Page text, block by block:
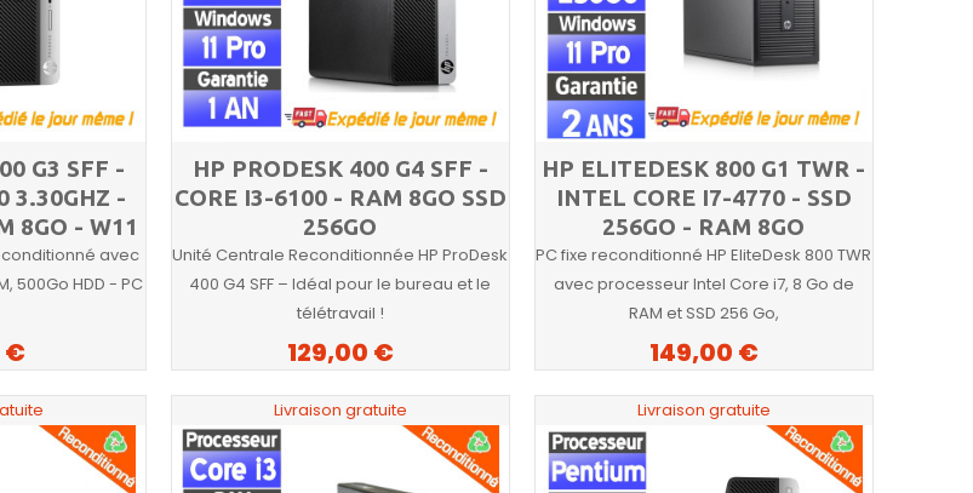
G3 SFF -
3.30GHZ -
8GO - W11
avec
500Go HDD - PC
€
HP PRODESK 400 G4 SFF -
CORE I3-6100 - RAM 8GO SSD
256GO
Unité Centrale Reconditionnée HP ProDesk
400 G4 SFF – Idéal pour le bureau et le
télétravail !
129,00 €
HP ELITEDESK 800 G1 TWR -
INTEL CORE I7-4770 - SSD
256GO - RAM 8GO
PC fixe reconditionné HP EliteDesk 800 TWR
avec processeur Intel Core i7, 8 Go de
RAM et SSD 256 Go,
149,00 €
Livraison gratuite Livraison gratuite